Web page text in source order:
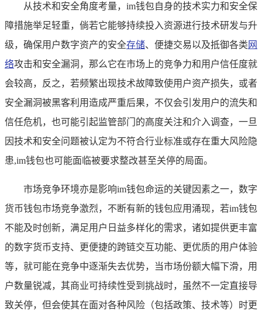
从技术和安全角度考量，im钱包自身的技术实力和安全保
障措施举足轻重，倘若它能够持续投入资源进行技术研发与升
级，确保用户数字资产的安全存储、便捷交易以及抵御各类 网
络攻击和安全漏洞，那么它在市场上的竞争力和用户信任度就
会较高，反之，若频繁出现技术故障致使用户资产损失，或者
安全漏洞被黑客利用造成严重后果，不仅会引发用户的流失和
信任危机，也可能引起监管部门的高度关注和介入调查，一旦
因技术和安全问题被认定为不符合行业标准或存在重大风险隐
患,im钱包也可能面临被要求整改甚至关停的局面。
市场竞争环境亦是影响im钱包命运的关键因素之一，数字
货币钱包市场竞争激烈，不断有新的钱包应用涌现，若im钱包
不能及时创新，满足用户日益多样化的需求，诸如提供更丰富
的数字货币支持、更便捷的跨链交互功能、更优质的用户体验
等，就可能在竞争中逐渐失去优势，当市场份额大幅下滑，用
户数量锐减，其商业可持续性受到挑战时，虽然不一定直接导
致关停，但会使其在面对各种风险（包括政策、技术等）时更